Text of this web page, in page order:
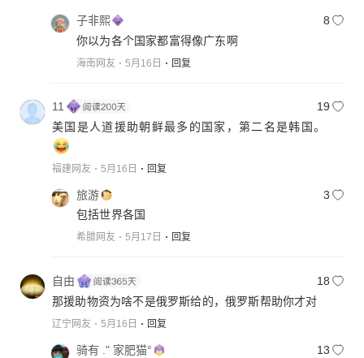
子非熙
8
你以为各个国家都富得像广东啊
海南网友 5月16日 回复
11
19
福建网友 5月16日 回复
旅游
3
包括世界各国
希腊网友 5月17日 回复
自由
18
那援助物资为啥不是俄罗斯给的，俄罗斯帮助你才对
辽宁网友 5月16日 回复
骑有 ." 家肥猫°
13